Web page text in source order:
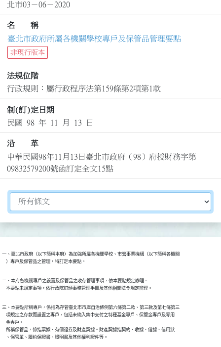
北市03－06－2020
名 稱
臺北市政府所屬各機關學校專戶及保管品管理要點
非現行版本
法規位階
行政規則：屬行政程序法第159條第2項第1款
制(訂)定日期
民國 98 年 11 月 13 日
沿 革
中華民國98年11月13日臺北市政府（98）府授財務字第
09832579200號函訂定全文15點
切換選擇法規資訊內容
一、臺北市政府（以下簡稱本府）為加強所屬各機關學校、市營事業機構（以下簡稱各機關
    ）專戶及保管品之管理，特訂定本要點。
二、本府各機關專戶之設置及保管品之收存管理事項，依本要點規定辦理。
    本要點未規定事項，依行政院訂頒事務管理手冊及其他相關法令規定辦理。
三、本要點所稱專戶，係指為存管臺北市市庫自治條例第六條第二款、第三款及第七條第三
    項規定之存款而設置之專戶，包括未納入集中支付之特種基金專戶、保管金專戶及零用
    金專戶。
    所稱保管品，係指票據、有價證券及財產契據。財產契據指契約、收據、借據、信用狀
    、保管單、履約保證書、證明書及其他權利證件等。